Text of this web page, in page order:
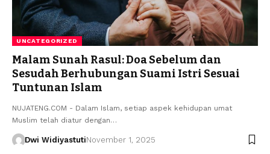
UNCATEGORIZED
Malam Sunah Rasul: Doa Sebelum dan
Sesudah Berhubungan Suami Istri Sesuai
Tuntunan Islam
NUJATENG.COM - Dalam Islam, setiap aspek kehidupan umat
Muslim telah diatur dengan…
Dwi WidiyastutiNovember 1, 2025